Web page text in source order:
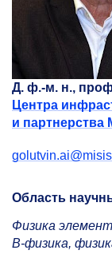
Д. ф.-м. н.,
Центра
и партнерства
Область
Физика
В-физика,